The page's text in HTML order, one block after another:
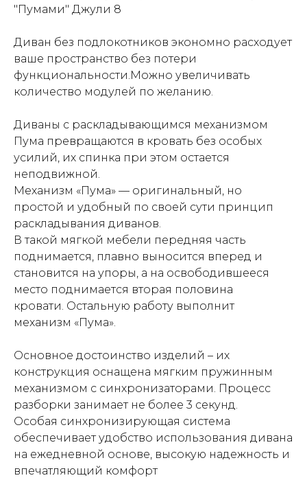
"Пумами" Джули 8
Диван без подлокотников экономно расходует
ваше пространство без потери
функциональности.Можно увеличивать
количество модулей по желанию.
Диваны с раскладывающимся механизмом
Пума превращаются в кровать без особых
усилий, их спинка при этом остается
неподвижной.
Механизм «Пума» — оригинальный, но
простой и удобный по своей сути принцип
раскладывания диванов.
В такой мягкой мебели передняя часть
поднимается, плавно выносится вперед и
становится на упоры, а на освободившееся
место поднимается вторая половина
кровати. Остальную работу выполнит
механизм «Пума».
Основное достоинство изделий – их
конструкция оснащена мягким пружинным
механизмом с синхронизаторами. Процесс
разборки занимает не более 3 секунд.
Особая синхронизирующая система
обеспечивает удобство использования дивана
на ежедневной основе, высокую надежность и
впечатляющий комфорт